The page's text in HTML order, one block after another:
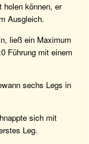
holen können, er
Ausgleich.
ließ ein Maximum
Führung mit einem
sechs Legs in
sich mit
Leg.